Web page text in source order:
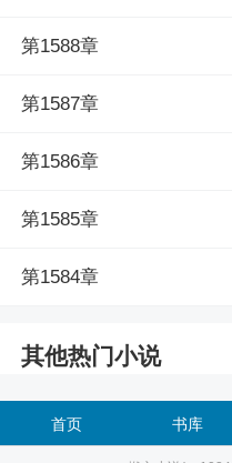
第1588章
第1587章
第1586章
第1585章
第1584章
其他热门小说
首页 书库